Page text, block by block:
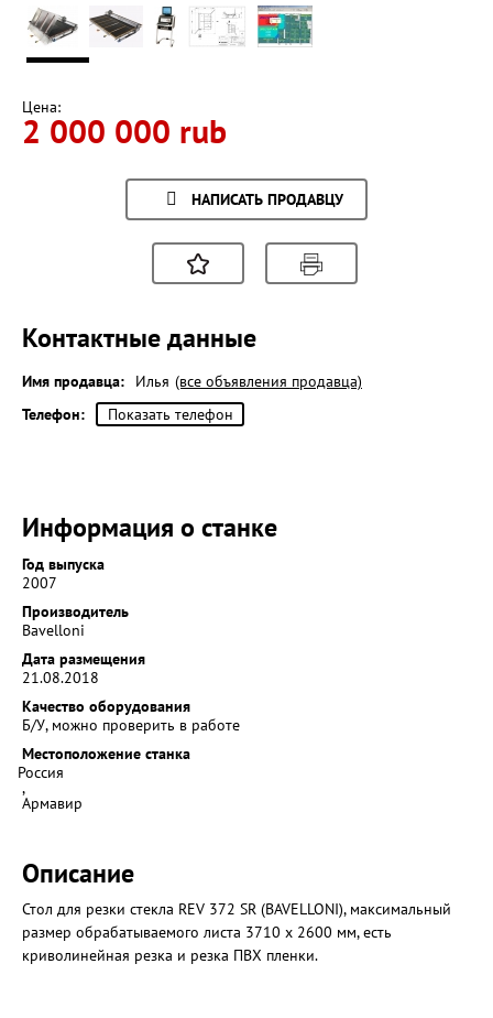
Цена:
2 000 000 rub
НАПИСАТЬ ПРОДАВЦУ
Контактные данные
Имя продавца: Илья (все объявления продавца)
Телефон:
Показать телефон
Информация о станке
Год выпуска
2007
Производитель
Bavelloni
Дата размещения
21.08.2018
Качество оборудования
Б/У, можно проверить в работе
Местоположение станка
Россия
,
Армавир
Описание
Стол для резки стекла REV 372 SR (BAVELLONI), максимальный
размер обрабатываемого листа 3710 х 2600 мм, есть
криволинейная резка и резка ПВХ пленки.